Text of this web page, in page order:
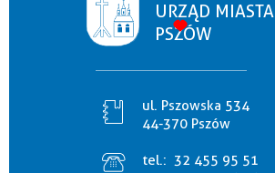
URZĄD MIASTA
PSZÓW
ul. Pszowska 534
44-370 Pszów
tel.: 32 455 95 51